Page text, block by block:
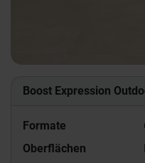
Boost Expression
Formate
Oberflächen